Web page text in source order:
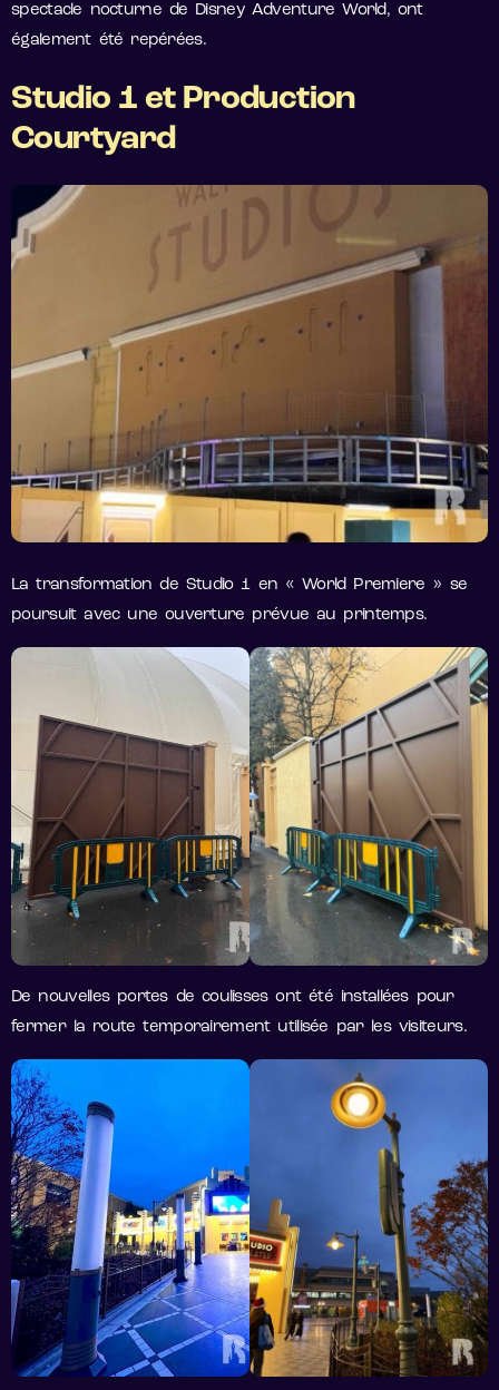
spectacle nocturne de Disney Adventure World, ont
également été repérées.
Studio 1 et Production
Courtyard
La transformation de Studio 1 en « World Premiere » se
poursuit avec une ouverture prévue au printemps.
De nouvelles portes de coulisses ont été installées pour
fermer la route temporairement utilisée par les visiteurs.